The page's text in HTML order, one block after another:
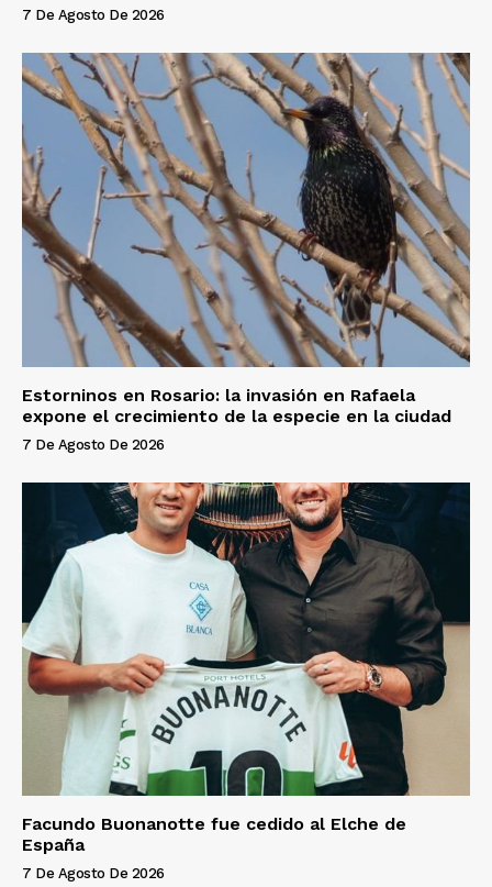
7 De Agosto De 2026
Estorninos en Rosario: la invasión en Rafaela
expone el crecimiento de la especie en la ciudad
7 De Agosto De 2026
Facundo Buonanotte fue cedido al Elche de
España
7 De Agosto De 2026